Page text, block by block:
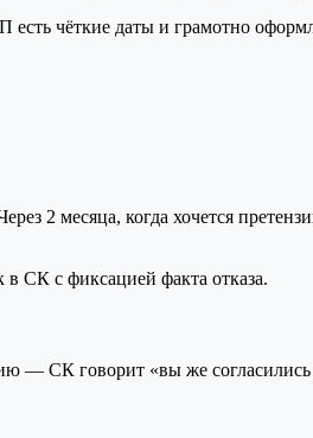
есть чёткие даты и грамотно
2 месяца, когда хочется
СК с фиксацией факта отказа.
— СК говорит «вы же